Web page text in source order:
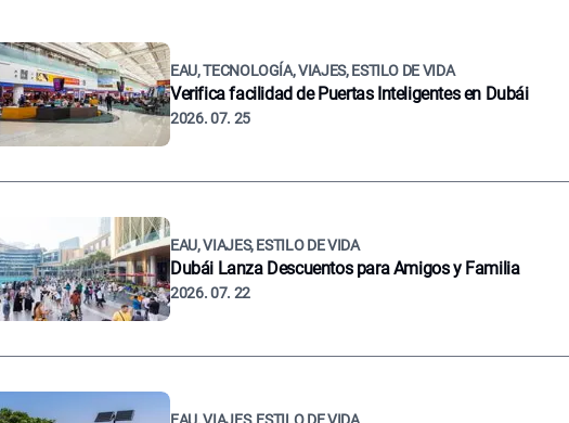
EAU, TECNOLOGÍA, VIAJES, ESTILO DE VIDA
Verifica facilidad de Puertas Inteligentes en Dubái
2026. 07. 25
EAU, VIAJES, ESTILO DE VIDA
Dubái Lanza Descuentos para Amigos y Familia
2026. 07. 22